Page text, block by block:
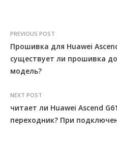
PREVIOUS POST
Прошивка для Huawei
существует ли прошивка
модель?
NEXT POST
читает ли Huawei Ascend
переходник? При